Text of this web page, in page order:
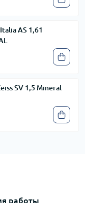
AS 1,61
SV 1,5 Mineral
работы